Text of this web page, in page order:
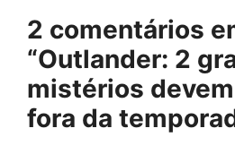
2 comentários
“Outlander: 2
mistérios
fora da